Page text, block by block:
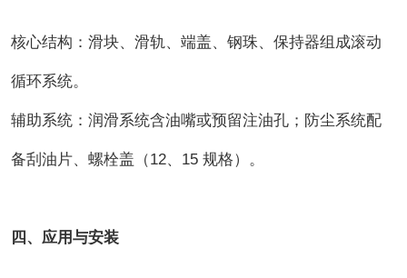
核心结构：滑块、滑轨、端盖、钢珠、保持器组成滚动
循环系统。
辅助系统：润滑系统含油嘴或预留注油孔；防尘系统配
备刮油片、螺栓盖（12、15 规格）。
四、应用与安装